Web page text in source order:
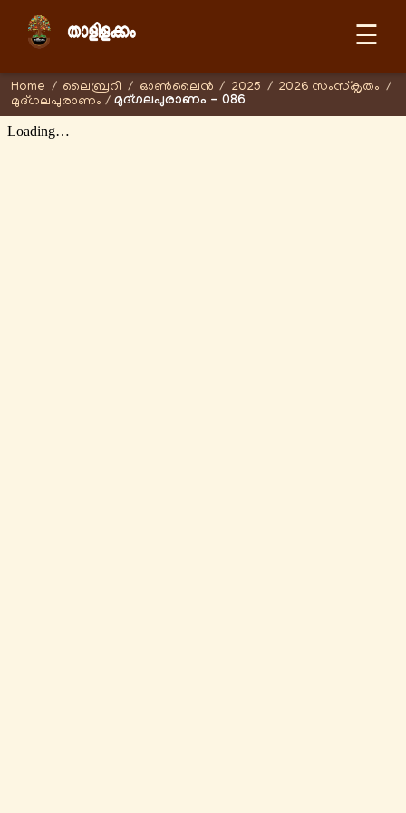
☰
Home / ലൈബ്രറി / ഓണ്‍ലൈന്‍ / 2025 / 2026 സംസ്കൃതം /
മുദ്ഗലപുരാണം / മുദ്ഗലപുരാണം - 086